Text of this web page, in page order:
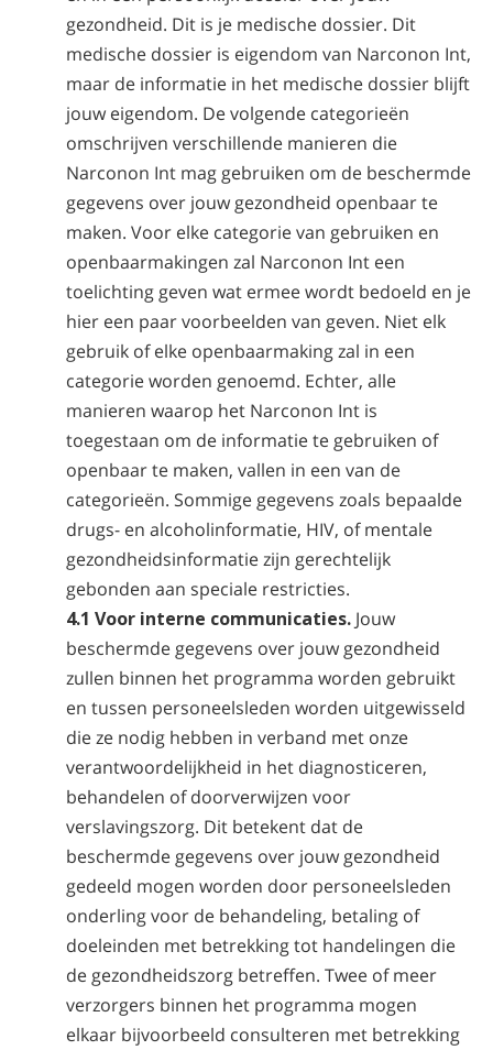
gezondheid. Dit is je medische dossier. Dit
medische dossier is eigendom van Narconon Int,
maar de informatie in het medische dossier blijft
jouw eigendom. De volgende categorieën
omschrijven verschillende manieren die
Narconon Int mag gebruiken om de beschermde
gegevens over jouw gezondheid openbaar te
maken. Voor elke categorie van gebruiken en
openbaarmakingen zal Narconon Int een
toelichting geven wat ermee wordt bedoeld en je
hier een paar voorbeelden van geven. Niet elk
gebruik of elke openbaarmaking zal in een
categorie worden genoemd. Echter, alle
manieren waarop het Narconon Int is
toegestaan om de informatie te gebruiken of
openbaar te maken, vallen in een van de
categorieën. Sommige gegevens zoals bepaalde
drugs- en alcoholinformatie, HIV, of mentale
gezondheidsinformatie zijn gerechtelijk
gebonden aan speciale restricties.
4.1 Voor interne communicaties. Jouw
beschermde gegevens over jouw gezondheid
zullen binnen het programma worden gebruikt
en tussen personeelsleden worden uitgewisseld
die ze nodig hebben in verband met onze
verantwoordelijkheid in het diagnosticeren,
behandelen of doorverwijzen voor
verslavingszorg. Dit betekent dat de
beschermde gegevens over jouw gezondheid
gedeeld mogen worden door personeelsleden
onderling voor de behandeling, betaling of
doeleinden met betrekking tot handelingen die
de gezondheidszorg betreffen. Twee of meer
verzorgers binnen het programma mogen
elkaar bijvoorbeeld consulteren met betrekking